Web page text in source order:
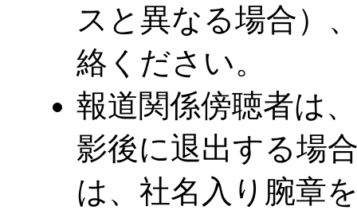
スと異なる場合）
絡ください。
報道関係傍聴者は
影後に退出する場
は、社名入り腕章